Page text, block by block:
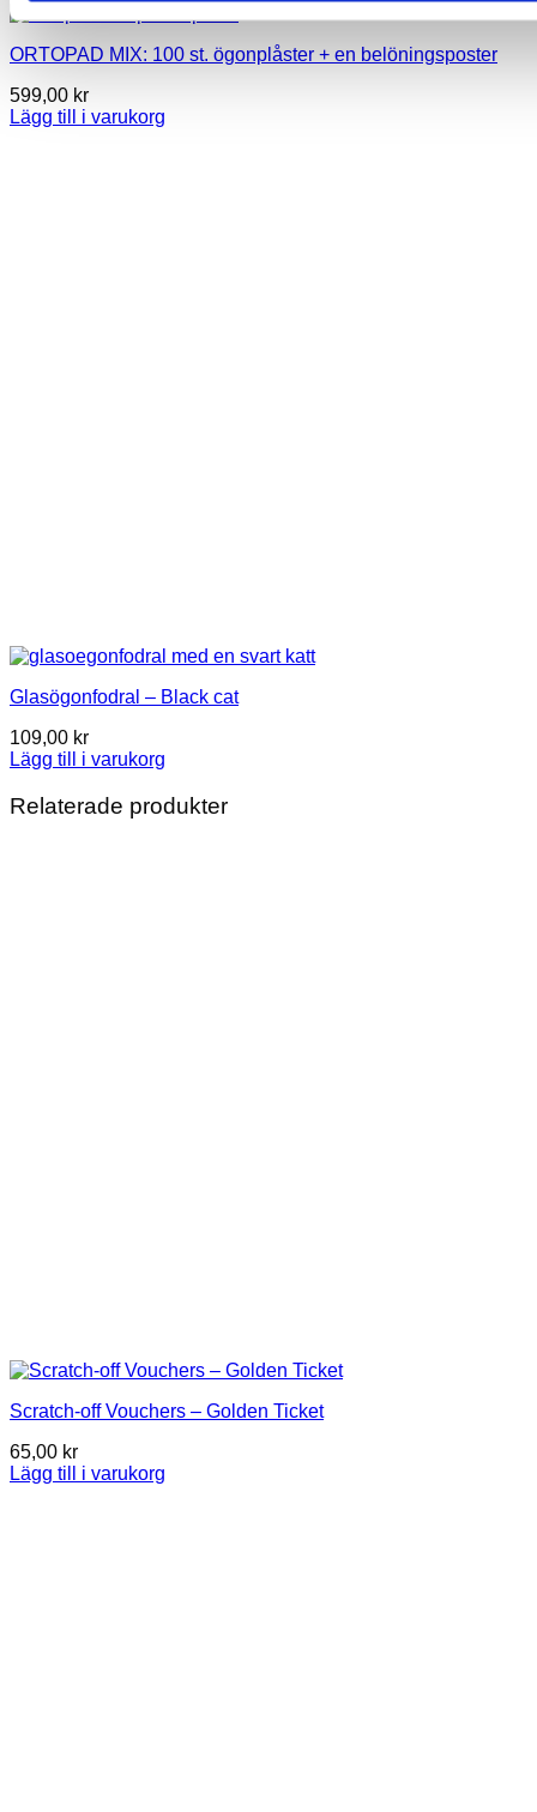
ORTOPAD MIX: 100 st. ögonplåster + en belöningsposter
599,00 kr
Lägg till i varukorg
Glasögonfodral – Black cat
109,00 kr
Lägg till i varukorg
Relaterade produkter
Scratch-off Vouchers – Golden Ticket
65,00 kr
Lägg till i varukorg